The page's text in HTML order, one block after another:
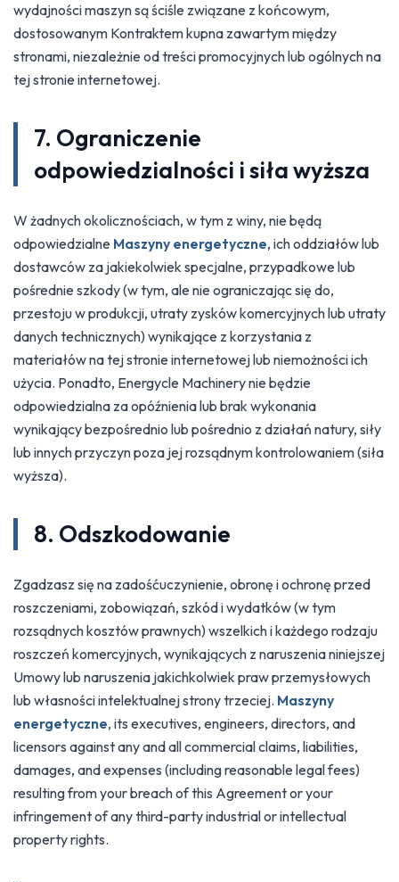
wydajności maszyn są ściśle związane z końcowym,
dostosowanym Kontraktem kupna zawartym między
stronami, niezależnie od treści promocyjnych lub ogólnych na
tej stronie internetowej.
7. Ograniczenie
odpowiedzialności i siła wyższa
W żadnych okolicznościach, w tym z winy, nie będą
odpowiedzialne Maszyny energetyczne, ich oddziałów lub
dostawców za jakiekolwiek specjalne, przypadkowe lub
pośrednie szkody (w tym, ale nie ograniczając się do,
przestoju w produkcji, utraty zysków komercyjnych lub utraty
danych technicznych) wynikające z korzystania z
materiałów na tej stronie internetowej lub niemożności ich
użycia. Ponadto, Energycle Machinery nie będzie
odpowiedzialna za opóźnienia lub brak wykonania
wynikający bezpośrednio lub pośrednio z działań natury, siły
lub innych przyczyn poza jej rozsądnym kontrolowaniem (siła
wyższa).
8. Odszkodowanie
Zgadzasz się na zadośćuczynienie, obronę i ochronę przed
roszczeniami, zobowiązań, szkód i wydatków (w tym
rozsądnych kosztów prawnych) wszelkich i każdego rodzaju
roszczeń komercyjnych, wynikających z naruszenia niniejszej
Umowy lub naruszenia jakichkolwiek praw przemysłowych
lub własności intelektualnej strony trzeciej. Maszyny
energetyczne, its executives, engineers, directors, and
licensors against any and all commercial claims, liabilities,
damages, and expenses (including reasonable legal fees)
resulting from your breach of this Agreement or your
infringement of any third-party industrial or intellectual
property rights.